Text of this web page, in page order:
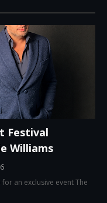
Festival
Williams
an exclusive event The